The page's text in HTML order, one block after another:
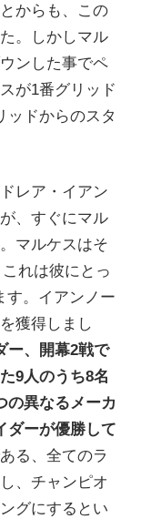
からも、この
。しかしマル
ンした事でペ
が1番グリッド
ッドからのスタ
レア・イアン
、すぐにマル
マルケスはそ
れは彼にとっ
す。イアンノー
獲得しまし
ー、開幕2戦で
9人のうち8名
の異なるメーカ
ダーが優勝して
る、全てのラ
、チャンピオ
グにするとい